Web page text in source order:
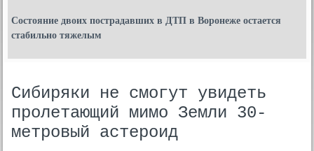
Состояние двоих пострадавших в ДТП в Воронеже остается
стабильно тяжелым
Сибиряки не смогут увидеть
пролетающий мимо Земли 30-
метровый астероид